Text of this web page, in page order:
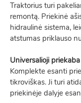
Traktorius turi
remontą. Priekinė
hidraulinė sistema,
atstumas priklauso
Universalioji
Komplekte esanti
tikroviškas. Ji turi
priekinėje dalyje